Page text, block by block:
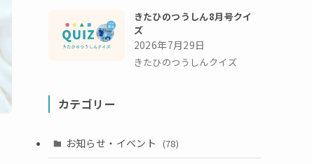
きたひのつうしん8月号クイ
ズ
2026年7月29日
きたひのつうしんクイズ
カテゴリー
お知らせ・イベント (78)